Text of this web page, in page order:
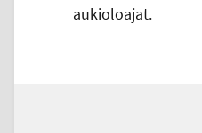
aukioloajat.